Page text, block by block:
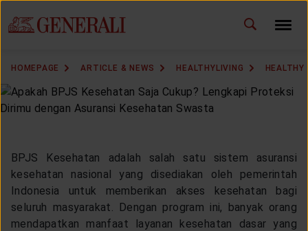
HOMEPAGE ARTICLE & NEWS HEALTHYLIVING
BPJS Kesehatan adalah salah satu sistem asuransi
kesehatan nasional yang disediakan oleh pemerintah
Indonesia untuk memberikan akses kesehatan bagi
seluruh masyarakat. Dengan program ini, banyak orang
mendapatkan manfaat layanan kesehatan dasar yang
CHANGE LANGUAGE ID EN
MARKETING OFFICE
INSURANCE DICTIONARY